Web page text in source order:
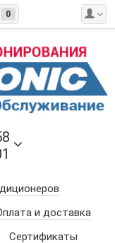
0
и доставка
Сертификаты